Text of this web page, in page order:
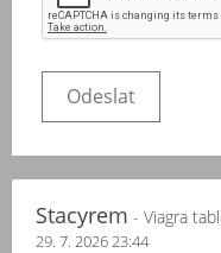
Stacyrem - Viagra
29. 7. 2026 23:44